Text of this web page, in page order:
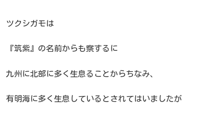
ツクシガモは
『筑紫』の名前からも察するに
九州に北部に多く生息ることからちなみ、
有明海に多く生息しているとされてはいましたが